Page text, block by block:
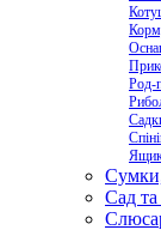
Род-
Сад та